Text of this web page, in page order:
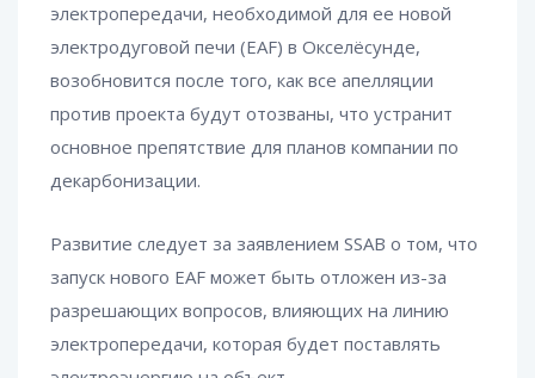
электропередачи, необходимой для ее новой
электродуговой печи (EAF) в Окселёсунде,
возобновится после того, как все апелляции
против проекта будут отозваны, что устранит
основное препятствие для планов компании по
декарбонизации.
Развитие следует за заявлением SSAB о том, что
запуск нового EAF может быть отложен из-за
разрешающих вопросов, влияющих на линию
электропередачи, которая будет поставлять